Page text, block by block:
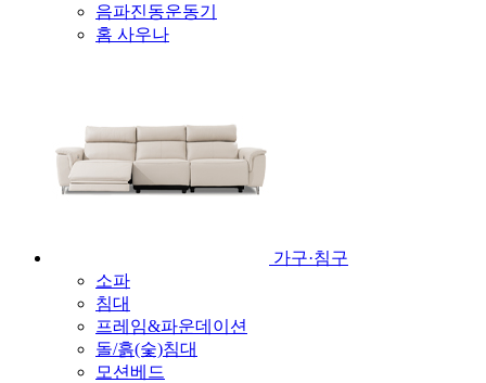
음파진동운동기
홈 사우나
가구·침구
소파
침대
프레임&파운데이션
돌/흙(숯)침대
모션베드